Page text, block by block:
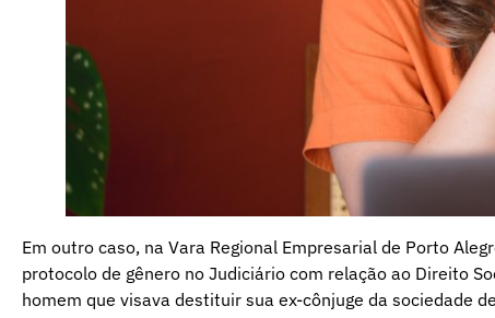
Em outro caso, na Vara Regional Empresarial de Porto
protocolo de gênero no Judiciário com relação ao Direito
homem que visava destituir sua ex-cônjuge da sociedade